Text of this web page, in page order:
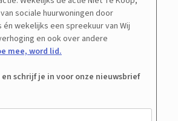
sociale huurwoningen door
wekelijks een spreekuur van Wij
en ook over andere
mee, word lid.
schrijf je in voor onze nieuwsbrief